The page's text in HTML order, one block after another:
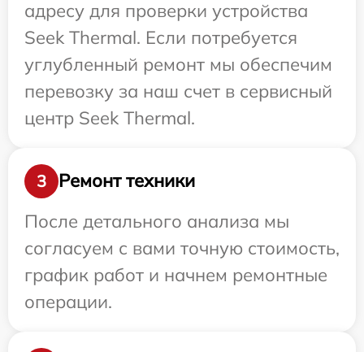
адресу для проверки устройства
Seek Thermal. Если потребуется
углубленный ремонт мы обеспечим
перевозку за наш счет в сервисный
центр Seek Thermal.
3
Ремонт техники
После детального анализа мы
согласуем с вами точную стоимость,
график работ и начнем ремонтные
операции.